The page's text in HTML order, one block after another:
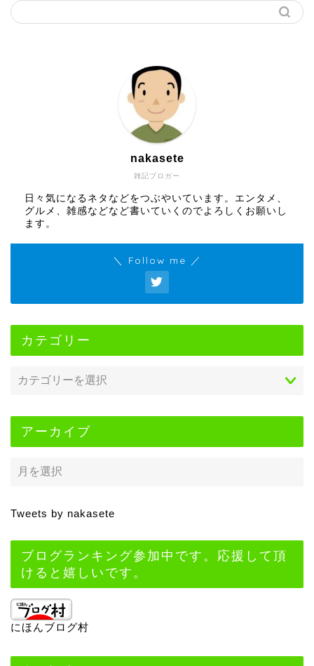
雑記ブロガー
nakasete
日々気になるネタなどをつぶやいています。エンタメ、
グルメ、雑感などなど書いていくのでよろしくお願いし
ます。
＼ Follow me ／
カテゴリー
アーカイブ
Tweets by nakasete
ブログランキング参加中です。応援して頂
けると嬉しいです。
にほんブログ村